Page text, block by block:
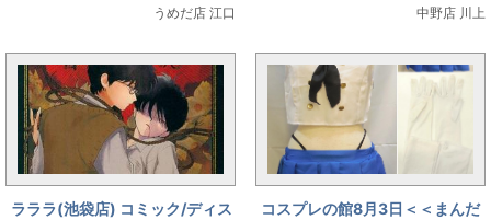
うめだ店 江口 中野店 川上
ラララ(池袋店) コミック/ディス
コスプレの館8月3日＜＜まんだ